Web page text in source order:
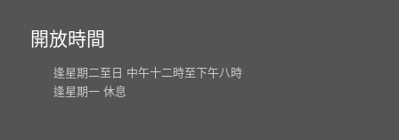
開放時間
逢星期二至日 中午十二時至下午八時
逢星期一 休息